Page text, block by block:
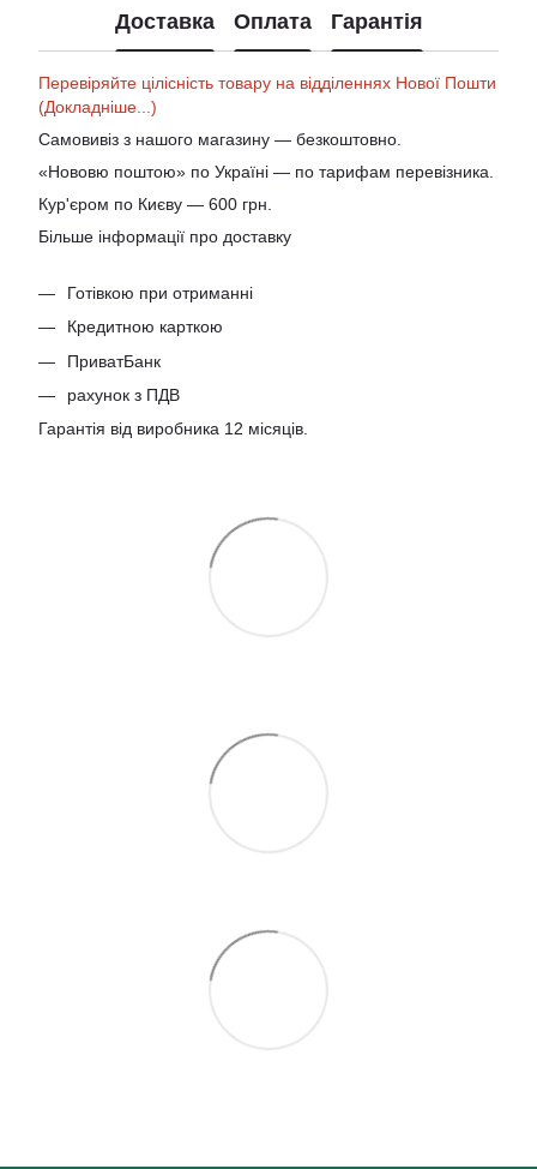
Доставка Оплата Гарантія
Перевіряйте цілісність товару на відділеннях Нової Пошти
(Докладніше...)
Самовивіз з нашого магазину — безкоштовно.
«Нововю поштою» по Україні — по тарифам перевізника.
Кур'єром по Києву — 600 грн.
Більше інформації про доставку
Готівкою при отриманні
Кредитною карткою
ПриватБанк
рахунок з ПДВ
Гарантія від виробника 12 місяців.